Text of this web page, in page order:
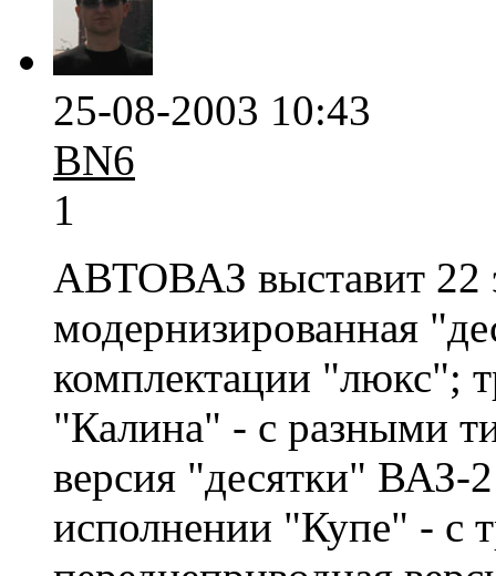
25-08-2003 10:43
BN6
1
АВТОВАЗ выставит 22
модернизированная
комплектации "люкс";
"Калина" - с разными
версия "десятки"
исполнении "Купе" - с